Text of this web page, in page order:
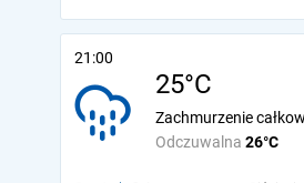
21:00
25°C
Odczuwalna 26°C
Zachmurzenie